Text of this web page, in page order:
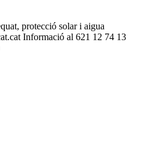
protecció solar i aigua
Informació al 621 12 74 13